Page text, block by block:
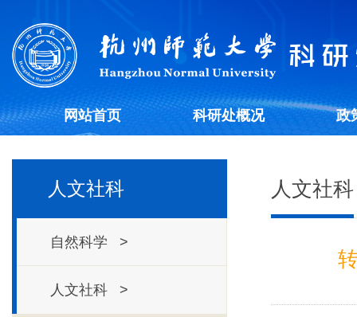
网站首页 科研处概况 政
人文社科
自然科学 >
人文社科 >
人文社科